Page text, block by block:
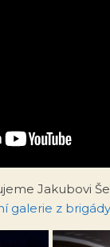
Jakubovi
galerie z brigády